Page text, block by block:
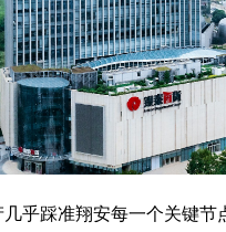
乎踩准翔安每一个关键